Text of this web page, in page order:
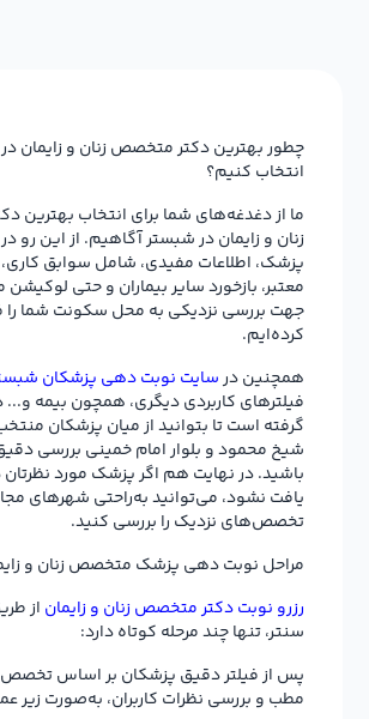
چطور بهترین دکتر متخصص زنان و زایمان
انتخاب کنیم؟
ما از دغدغه‌های شما برای انتخاب بهترین
زنان و زایمان در شبستر آگاهیم. از این رو
پزشک، اطلاعات مفیدی، شامل سوابق
معتبر، بازخورد سایر بیماران و حتی
جهت بررسی نزدیکی به محل سکونت شما را
کرده‌ایم.
همچنین درسایت نوبت دهی پزشکان
فیلترهای کاربردی دیگری، همچون بیمه
گرفته است تا بتوانید از میان پزشکان
شیخ محمود و بلوار امام خمینی بررسی
باشید. در نهایت هم اگر پزشک مورد
یافت نشود، می‌توانید به‌راحتی شهرهای
تخصص‌های نزدیک را بررسی کنید.
مراحل نوبت دهی پزشک متخصص زنان و
رزرو نوبت دکتر متخصص زنان و زایمان از
سنتر، تنها چند مرحله کوتاه دارد:
پس از فیلتر دقیق پزشکان بر اساس
مطب و بررسی نظرات کاربران، به‌صورت زیر